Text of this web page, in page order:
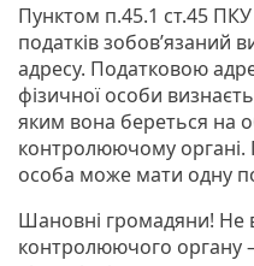
Пунктом п.45.1 ст.45
податків зобов’язаний
адресу. Податковою
фізичної особи
яким вона береться на
контролюючому органі.
особа може мати одну
Шановні громадяни! Не
контролюючого органу